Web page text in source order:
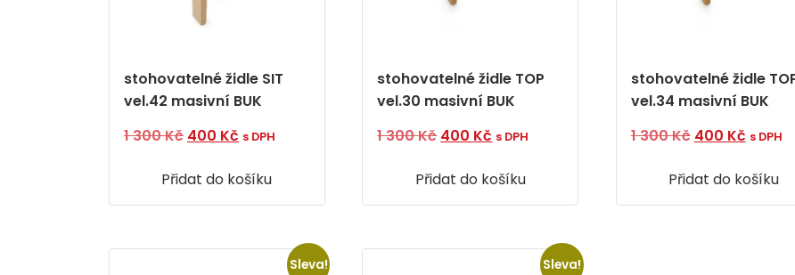
stohovatelné židle SIT
vel.42 masivní BUK
1 300Kč Původní
byla:
1
400 Kč Aktuální
je:
400 Kč.
s DPH
Přidat do košíku
stohovatelné židle TOP
vel.30 masivní BUK
1 300Kč Původní
byla:
1
400 Kč Aktuální
je:
400 Kč.
s DPH
Přidat do košíku
stohovatelné židle
vel.34 masivní BUK
1 300Kč Původní
byla:
1
400 KčAktuální
je:
400
s DPH
Přidat do košíku
Sleva! Sleva!